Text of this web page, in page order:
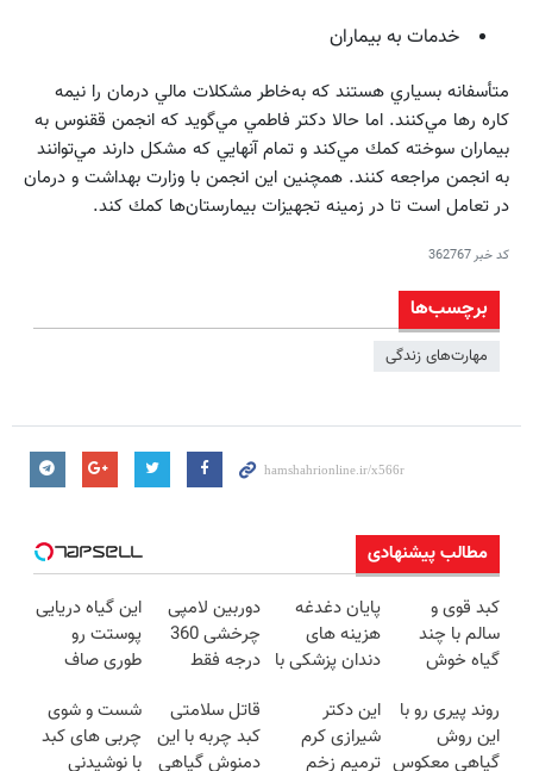
خدمات به بيماران
متأسفانه بسياري هستند كه به‌خاطر مشكلات مالي درمان را نيمه
كاره رها مي‌كنند. اما حالا دكتر فاطمي مي‌گويد كه انجمن ققنوس به
بيماران سوخته كمك مي‌كند و تمام آنهايي كه مشكل دارند مي‌توانند
به انجمن مراجعه كنند. همچنين اين انجمن با وزارت بهداشت و درمان
در تعامل است تا در زمينه تجهيزات بيمارستان‌ها كمك كند.
کد خبر362767
برچسب‌ها
مهارت‌های زندگی
مطالب پیشنهادی
کبد قوی و
سالم با چند
گیاه خوش
پایان دغدغه
هزینه های
دندان پزشکی با
کننده خانگی
دوربین لامپی
چرخشی 360
درجه فقط
🔥 پرداخت
درب منزل
این گیاه دریایی
پوستت رو
طوری صاف
20سال جوون
شدی🔥
روند پیری رو با
این روش
گیاهی معکوس
این دکتر
شیرازی کرم
ترمیم زخم
قاتل سلامتی
کبد چربه با این
دمنوش گیاهی
شست و شوی
چربی های کبد
با نوشیدنی